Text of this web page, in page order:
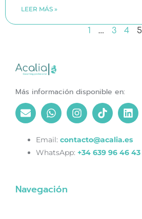
LEER MÁS »
1 … 3 4 5
Más información disponible en:
Email: contacto@acalia.es
WhatsApp: +34 639 96 46 43
Navegación